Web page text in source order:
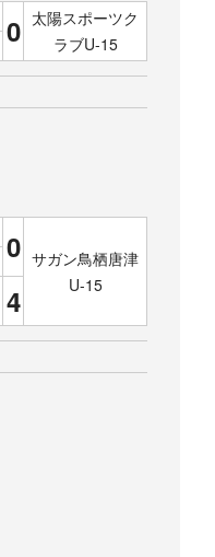
0 太陽スポーツク
ラブU-15
0 サガン鳥栖唐津
U-15
4